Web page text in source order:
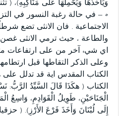
وَيَأْخُذُهَا وَيَحْمِلُهَا عَلَى مَنَاكِبِهِ)، ( تثنية
٥ – في حالة رغبة النسور في
الاجتماعية . فان الانثى تضع
والطاعة ، حيث ترمي الانثى
اي شيء آخر من على ارتفاعات
وعلى الذكر التقاطها قبل
الكتاب المقدس اية قد تدلل على
الكتاب ( هكَذَا قَالَ السَّيِّدُ الرَّبُّ:
الْجَنَاحَيْنِ، طَوِيلُ الْقَوَادِمِ، وَاسِعُ
إِلَى لُبْنَانَ وَأَخَذَ فَرْعَ الأَرْزِ). ( حزقيال